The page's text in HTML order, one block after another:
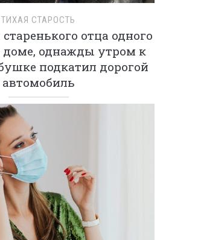
ТИХАЯ СТАРОСТЬ
отца одного
доме, однажды утром к
подкатил дорогой
автомобиль